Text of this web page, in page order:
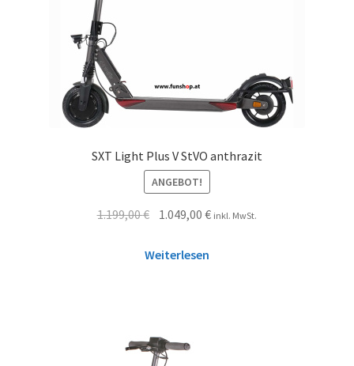
SXT Light Plus V StVO anthrazit
ANGEBOT!
1.199,00€ 1.049,00€ inkl. MwSt.
Weiterlesen